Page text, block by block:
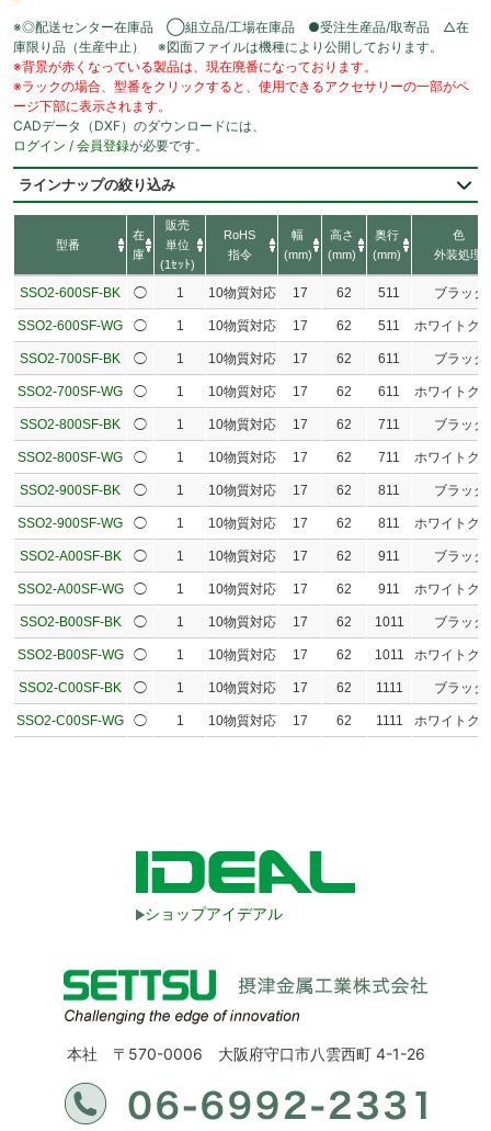
※◎配送センター在庫品 ◯組立品/工場在庫品 ●受注生産品/取寄品 △在
庫限り品（生産中止） ※図面ファイルは機種により公開しております。
※背景が赤くなっている製品は、現在廃番になっております。
※ラックの場合、型番をクリックすると、使用できるアクセサリーの一部がペ
ージ下部に表示されます。
CADデータ（DXF）のダウンロードには、
ログイン / 会員登録が必要です。
ラインナップの絞り込み
型番
在
庫
販売
単位
(1ｾｯﾄ)
RoHS
指令
幅
(mm)
高さ
(mm)
奥行
(mm)
色
外装処理
SSO2-600SF-BK ◯ 1 10物質対応 17 62 511 ブラック
SSO2-600SF-WG ◯ 1 10物質対応 17 62 511 ホワイトグ
SSO2-700SF-BK ◯ 1 10物質対応 17 62 611 ブラック
SSO2-700SF-WG ◯ 1 10物質対応 17 62 611 ホワイトグ
SSO2-800SF-BK ◯ 1 10物質対応 17 62 711 ブラック
SSO2-800SF-WG ◯ 1 10物質対応 17 62 711 ホワイトグ
SSO2-900SF-BK ◯ 1 10物質対応 17 62 811 ブラック
SSO2-900SF-WG ◯ 1 10物質対応 17 62 811 ホワイトグ
SSO2-A00SF-BK ◯ 1 10物質対応 17 62 911 ブラック
SSO2-A00SF-WG ◯ 1 10物質対応 17 62 911 ホワイトグ
SSO2-B00SF-BK ◯ 1 10物質対応 17 62 1011 ブラック
SSO2-B00SF-WG ◯ 1 10物質対応 17 62 1011 ホワイトグ
SSO2-C00SF-BK ◯ 1 10物質対応 17 62 1111 ブラック
SSO2-C00SF-WG ◯ 1 10物質対応 17 62 1111 ホワイトグ
ショップアイデアル
本社 〒570-0006 大阪府守口市八雲西町 4-1-26